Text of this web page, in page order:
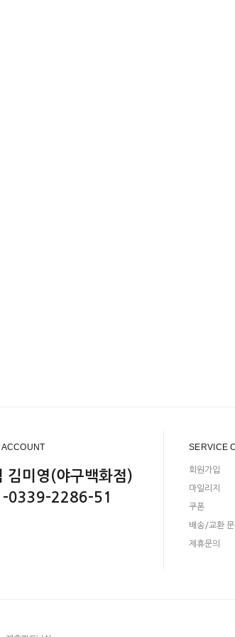
ACCOUNT
김미영(야구백화점)
0339-2286-51
SERVICE
회원가입
마일리지
쿠폰
배송/교환 문
제휴문의